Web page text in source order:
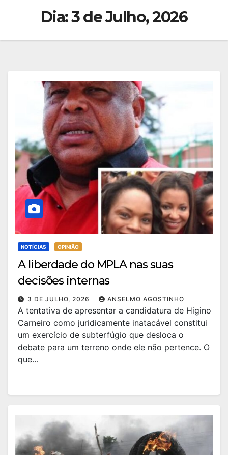
Dia:3 de Julho, 2026
NOTÍCIAS OPINIÃO
A liberdade do MPLA nas suas
decisões internas
3 DE JULHO, 2026 ANSELMO AGOSTINHO
A tentativa de apresentar a candidatura de Higino
Carneiro como juridicamente inatacável constitui
um exercício de subterfúgio que desloca o
debate para um terreno onde ele não pertence. O
que…